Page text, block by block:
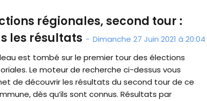
régionales, second tour :
les résultats - Dimanche 27 Juin 2021 à 20:04
est tombé sur le premier tour des élections
Le moteur de recherche ci-dessus vous
de découvrir les résultats du second tour de ce
dès qu’ils sont connus. Résultats par